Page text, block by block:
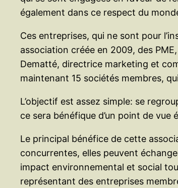
également dans ce respect du
Ces entreprises, qui ne sont pour
association créée en 2009, des
Dematté, directrice marketing et
maintenant 15 sociétés membres,
L’objectif est assez simple: se
ce sera bénéfique d’un point de vue
Le principal bénéfice de cette
concurrentes, elles peuvent
impact environnemental et social
représentant des entreprises